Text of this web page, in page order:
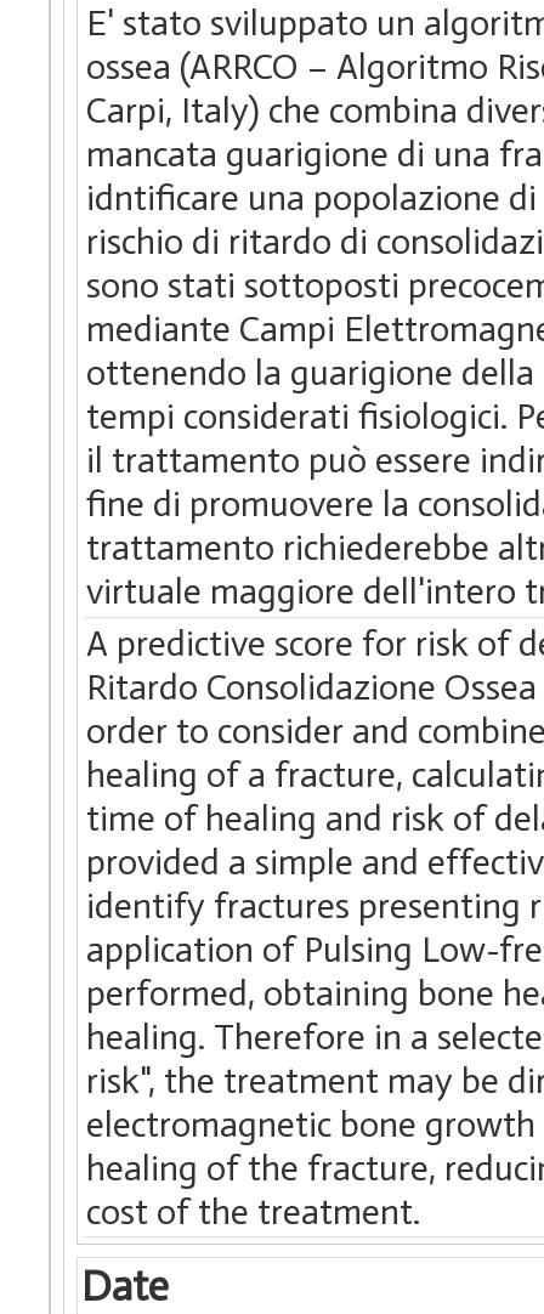
E' stato sviluppato un
ossea (ARRCO – Algoritmo
Carpi, Italy) che combina
mancata guarigione di una
idntificare una popolazione
rischio di ritardo di
sono stati sottoposti
mediante Campi
ottenendo la guarigione
tempi considerati fisiologici.
il trattamento può essere
fine di promuovere la
trattamento richiederebbe
virtuale maggiore dell'intero
A predictive score for risk of
Ritardo Consolidazione
order to consider and
healing of a fracture,
time of healing and risk of
provided a simple and
identify fractures presenting
application of Pulsing Low-
performed, obtaining bone
healing. Therefore in a
risk", the treatment may be
electromagnetic bone
healing of the fracture,
cost of the treatment.
Date